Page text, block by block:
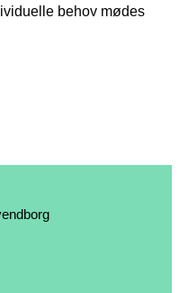
behov mødes